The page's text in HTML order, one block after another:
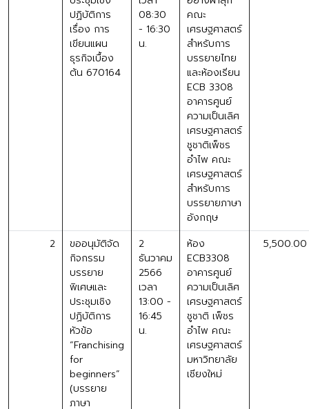
ปฏิบัติการ
เรื่อง การ
เขียนแผน
ธุรกิจเบื้อง
ต้น 670164
08:30
- 16:30
น.
คณะ
เศรษฐศาสตร์
สำหรับการ
บรรยายไทย
และห้องเรียน
ECB 3308
อาคารศูนย์
ความเป็นเลิศ
เศรษฐศาสตร์
ชูชาติเพ็ชร
อำไพ คณะ
เศรษฐศาสตร์
สำหรับการ
บรรยายภาษา
อังกฤษ
2
ขออนุมัติจัด
กิจกรรม
บรรยาย
พิเศษและ
ประชุมเชิง
ปฏิบัติการ
หัวข้อ
“Franchising
for
beginners”
(บรรยาย
ภาษา
2
ธันวาคม
2566
เวลา
13:00 -
16:45
น.
ห้อง
ECB3308
อาคารศูนย์
ความเป็นเลิศ
เศรษฐศาสตร์
ชูชาติ เพ็ชร
อำไพ คณะ
เศรษฐศาสตร์
มหาวิทยาลัย
เชียงใหม่
5,500.00